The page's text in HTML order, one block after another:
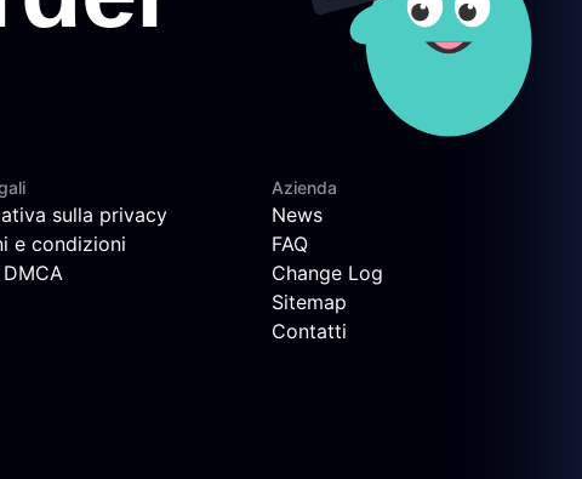
sulla privacy
e condizioni
Azienda
News
FAQ
Change Log
Sitemap
Contatti